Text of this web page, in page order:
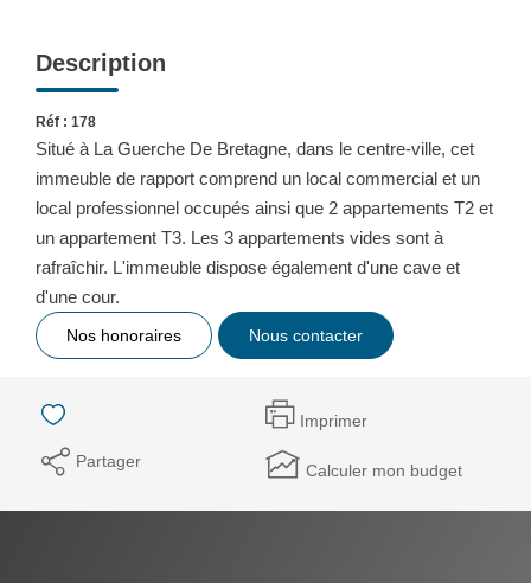
Description
Réf : 178
Situé à La Guerche De Bretagne, dans le centre-ville, cet
immeuble de rapport comprend un local commercial et un
local professionnel occupés ainsi que 2 appartements T2 et
un appartement T3. Les 3 appartements vides sont à
rafraîchir. L'immeuble dispose également d'une cave et
d'une cour.
Nos honoraires Nous contacter
Imprimer
Partager Calculer mon budget